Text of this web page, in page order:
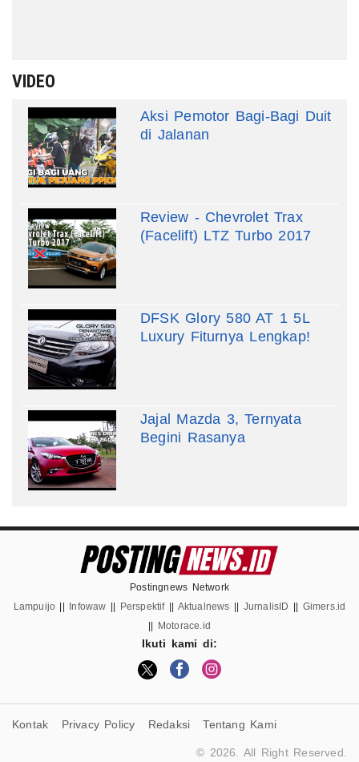
VIDEO
Aksi Pemotor Bagi-Bagi Duit
di Jalanan
Review - Chevrolet Trax
(Facelift) LTZ Turbo 2017
DFSK Glory 580 AT 1 5L
Luxury Fiturnya Lengkap!
Jajal Mazda 3, Ternyata
Begini Rasanya
Postingnews Network
Lampuijo
Infowaw Perspektif|| Aktualnews JurnalisID
Gimers.id
Motorace.id
Ikuti kami di:
Kontak Privacy Policy Redaksi Tentang Kami
© 2026. All Right Reserved.